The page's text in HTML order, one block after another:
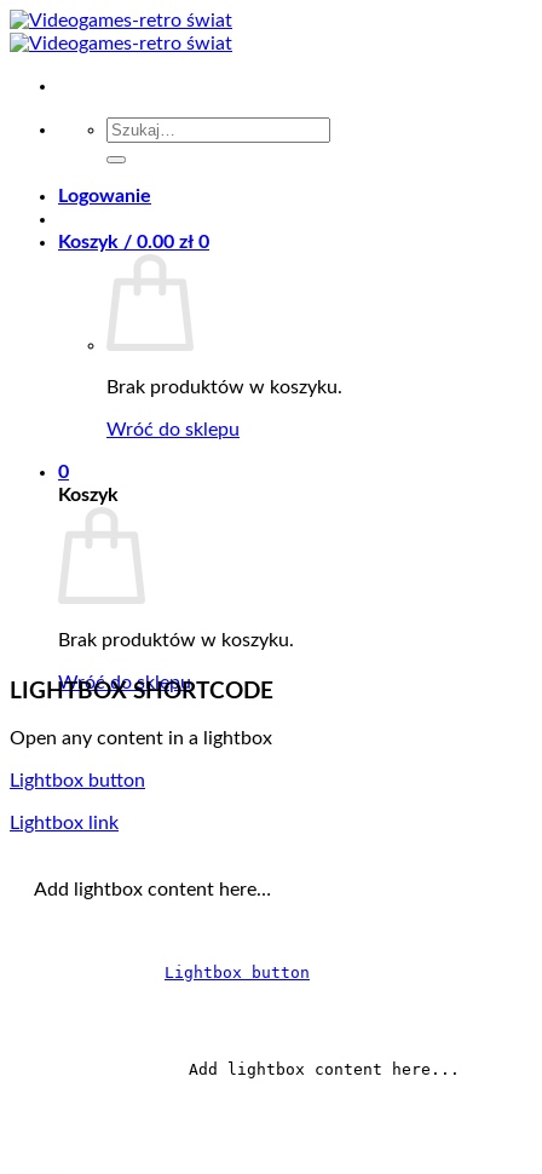
Przewiń
do
Szukaj:
Logowanie
Koszyk / 0.00 zł 0
Brak produktów w koszyku.
Wróć do sklepu
0
Koszyk
Brak produktów w koszyku.
Wróć do sklepu
LIGHTBOX SHORTCODE
Open any content in a lightbox
Lightbox button
Lightbox link
Add lightbox content here…
Lightbox button